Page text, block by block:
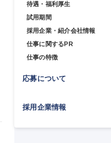
待遇・福利厚生
試用期間
採用企業・紹介会社情報
仕事に関するPR
仕事の特徴
応募について
採用企業情報